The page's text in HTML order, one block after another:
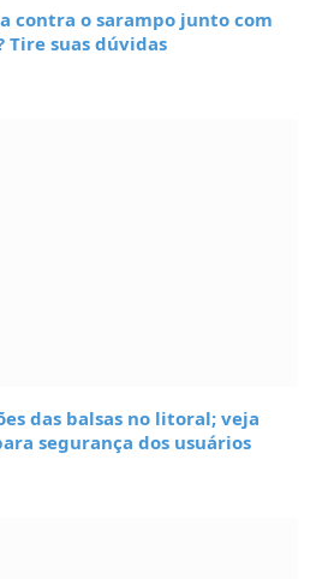
contra o sarampo junto com
suas dúvidas
das balsas no litoral; veja
segurança dos usuários